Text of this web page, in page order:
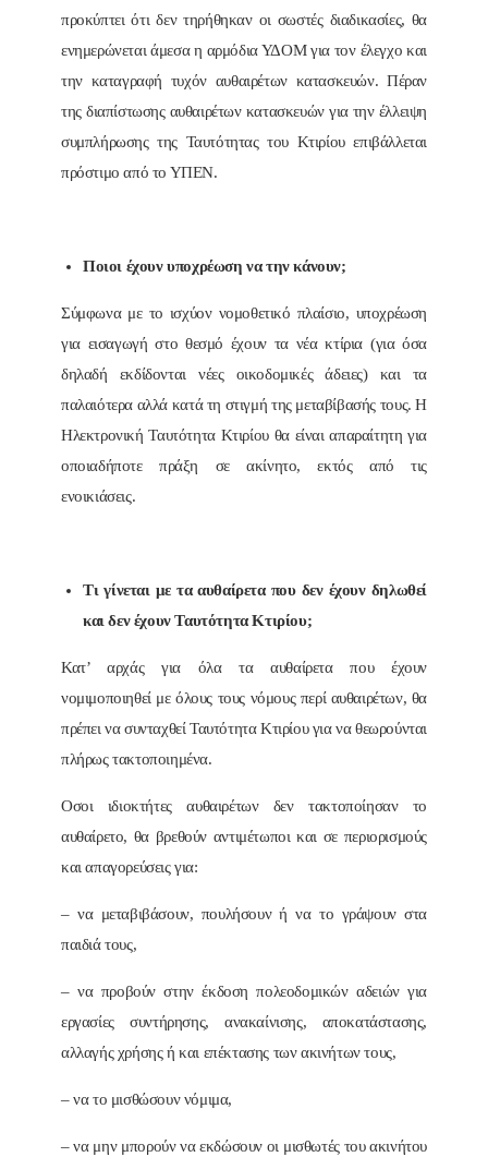
προκύπτει ότι δεν τηρήθηκαν οι σωστές διαδικασίες, θα
ενημερώνεται άμεσα η αρμόδια ΥΔΟΜ για τον έλεγχο και
την καταγραφή τυχόν αυθαιρέτων κατασκευών. Πέραν
της διαπίστωσης αυθαιρέτων κατασκευών για την έλλειψη
συμπλήρωσης της Ταυτότητας του Κτιρίου επιβάλλεται
πρόστιμο από το ΥΠΕΝ.
Ποιοι έχουν υποχρέωση να την κάνουν;
Σύμφωνα με το ισχύον νομοθετικό πλαίσιο, υποχρέωση
για εισαγωγή στο θεσμό έχουν τα νέα κτίρια (για όσα
δηλαδή εκδίδονται νέες οικοδομικές άδειες) και τα
παλαιότερα αλλά κατά τη στιγμή της μεταβίβασής τους. Η
Ηλεκτρονική Ταυτότητα Κτιρίου θα είναι απαραίτητη για
οποιαδήποτε πράξη σε ακίνητο, εκτός από τις
ενοικιάσεις.
Τι γίνεται με τα αυθαίρετα που δεν έχουν δηλωθεί
και δεν έχουν Ταυτότητα Κτιρίου;
Κατ’ αρχάς για όλα τα αυθαίρετα που έχουν
νομιμοποιηθεί με όλους τους νόμους περί αυθαιρέτων, θα
πρέπει να συνταχθεί Ταυτότητα Κτιρίου για να θεωρούνται
πλήρως τακτοποιημένα.
Οσοι ιδιοκτήτες αυθαιρέτων δεν τακτοποίησαν το
αυθαίρετο, θα βρεθούν αντιμέτωποι και σε περιορισμούς
και απαγορεύσεις για:
– να μεταβιβάσουν, πουλήσουν ή να το γράψουν στα
παιδιά τους,
– να προβούν στην έκδοση πολεοδομικών αδειών για
εργασίες συντήρησης, ανακαίνισης, αποκατάστασης,
αλλαγής χρήσης ή και επέκτασης των ακινήτων τους,
– να το μισθώσουν νόμιμα,
– να μην μπορούν να εκδώσουν οι μισθωτές του ακινήτου